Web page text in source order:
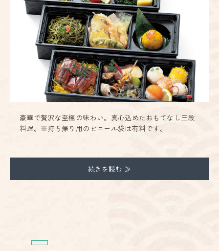
豪華で贅沢な至極の味わい。真心込めたおもてなし三段
料理。※持ち帰り用のビニール袋は有料です。
続きを読む ≫